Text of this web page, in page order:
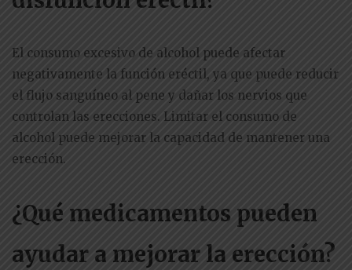
El consumo excesivo de alcohol puede afectar
negativamente la función eréctil, ya que puede reducir
el flujo sanguíneo al pene y dañar los nervios que
controlan las erecciones. Limitar el consumo de
alcohol puede mejorar la capacidad de mantener una
erección.
¿Qué medicamentos pueden
ayudar a mejorar la erección?